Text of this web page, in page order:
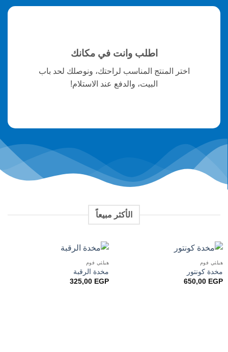
اطلب وانت في مكانك
اختر المنتج المناسب لراحتك، ونوصلك لحد باب
البيت، والدفع عند الاستلام!
الأكثر مبيعاً
هيلثي فوم
مخدة كونتور
650,00 EGP
هيلثي فوم
مخدة الرقبة
325,00 EGP